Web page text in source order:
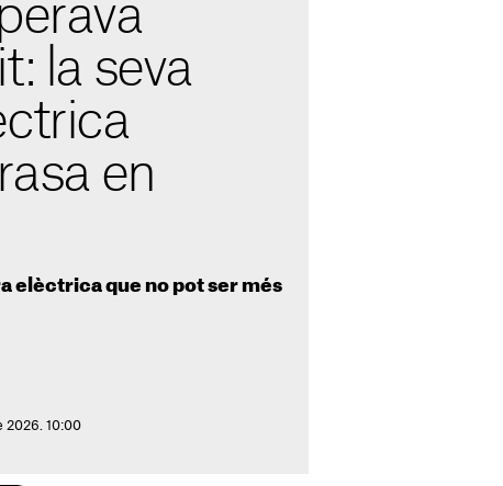
la seva
en
elèctrica que no pot ser més
2026. 10:00